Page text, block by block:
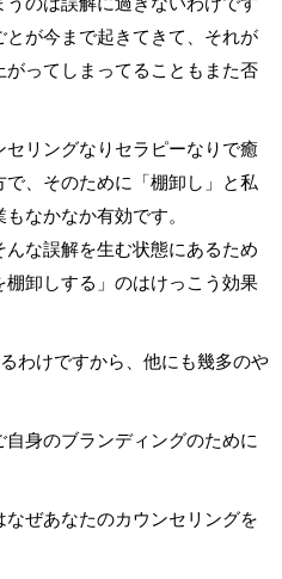
が今まで起きてきて、それが
ってしまってることもまた否
リングなりセラピーなりで癒
、そのために「棚卸し」と私
なかなか有効です。
な誤解を生む状態にあるため
卸しする」のはけっこう効果
わけですから、他にも幾多のや
身のブランディングのために
なぜあなたのカウンセリングを